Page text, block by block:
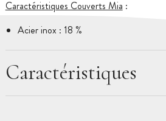
Caractéristiques Couverts Mia :
Acier inox : 18 %
Épaisseur : 3 mm
Finition : Miroir
Design : moderne
Conditionnement : Boîte en carton
Caractéristiques